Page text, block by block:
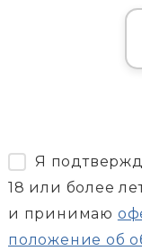
Я
18 или более
и принимаю
положение об